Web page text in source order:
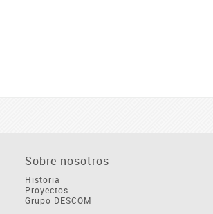
Sobre nosotros
Historia
Proyectos
Grupo DESCOM